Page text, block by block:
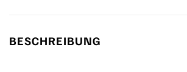
BESCHREIBUNG